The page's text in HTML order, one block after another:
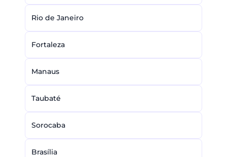
Rio de Janeiro
Fortaleza
Manaus
Taubaté
Sorocaba
Brasília